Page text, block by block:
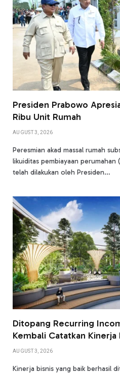
Presiden Prabowo
Ribu Unit Rumah
AUGUST 3, 2026
Peresmian akad massal rumah
likuiditas pembiayaan perumahan
telah dilakukan oleh Presiden…
Ditopang Recurring
Kembali Catatkan Kinerja
AUGUST 3, 2026
Kinerja bisnis yang baik berhasil